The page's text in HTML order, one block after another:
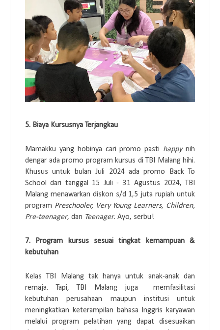
5. Biaya Kursusnya Terjangkau
Mamakku yang hobinya cari promo pasti happynih
dengar ada promo program kursus di TBI Malang hihi.
Khusus untuk bulan Juli 2024 ada promo Back To
School dari tanggal 15 Juli - 31 Agustus 2024, TBI
Malang menawarkan diskon s/d 1,5 juta rupiah untuk
program Preschooler, Very Young Learners, Children,
Pre-teenager, dan Teenager. Ayo, serbu!
7. Program kursus sesuai tingkat kemampuan &
kebutuhan
Kelas TBI Malang tak hanya untuk anak-anak dan
remaja. Tapi, TBI Malang juga memfasilitasi
kebutuhan perusahaan maupun institusi untuk
meningkatkan keterampilan bahasa Inggris karyawan
melalui program pelatihan yang dapat disesuaikan